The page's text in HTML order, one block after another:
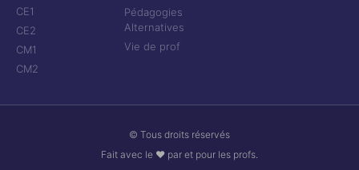
CE1
CE2
CM1
CM2
Pédagogies
Alternatives
Vie de prof
© Tous droits réservés
Fait avec le ❤ par et pour les profs.